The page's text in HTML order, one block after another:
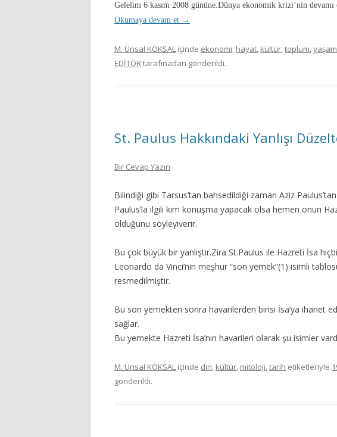
Gelelim 6 kasım 2008 gününe.Dünya ekonomik krizi’nin
Okumaya devam et →
M. Ünsal KÖKSAL içinde ekonomi, hayat, kültür,toplum,yaşam
EDİTÖRtarafınadan gönderildi.
St. Paulus Hakkındaki Yanlışı
Bir Cevap Yazın
Bilindiği gibi Tarsus’tan bahsedildiği zaman Aziz
Paulus’la ilgili kim konuşma yapacak olsa hemen onun
olduğunu söyleyiverir.
Bu çok büyük bir yanlıştır.Zira St.Paulus ile Hazreti İsa
Leonardo da Vinci’nin meşhur “son yemek”(1) isimli
resmedilmiştir.
Bu son yemekten sonra havarilerden birisi İsa’ya ihanet
sağlar.
Bu yemekte Hazreti İsa’nın havarileri olarak şu isimler
M. Ünsal KÖKSAL içinde din, kültür, mitoloji,tarih etiketleriyle
gönderildi.